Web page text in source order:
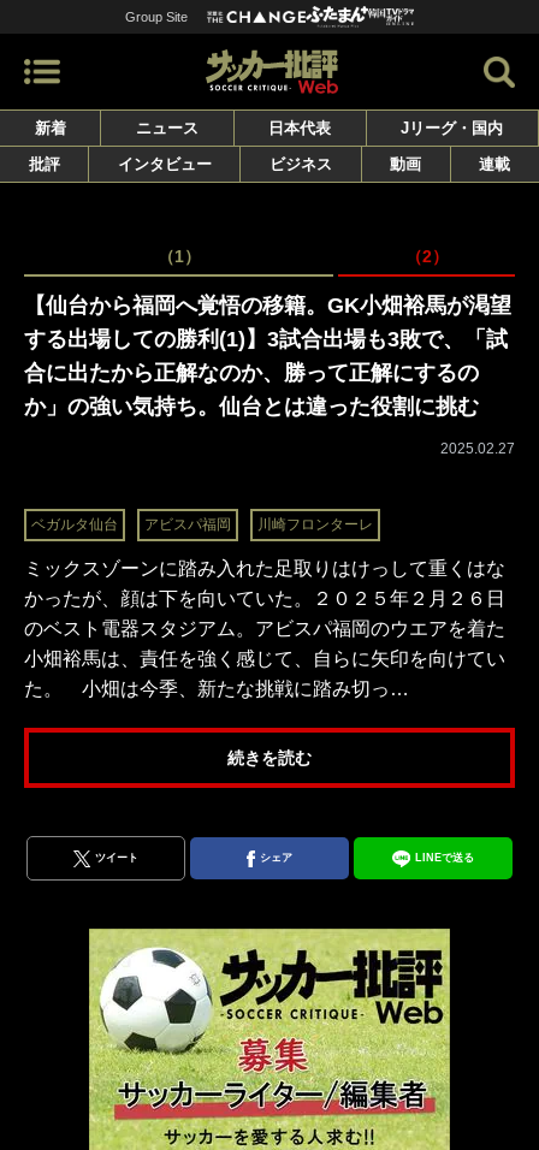
Group Site
新着 ニュース 日本代表
Jリーグ・国内
批評
インタビュー ビジネス 動画 連載
（1） （2）
【仙台から福岡へ覚悟の移籍。GK小畑裕馬が渇望
する出場しての勝利(1)】3試合出場も3敗で、「試
合に出たから正解なのか、勝って正解にするの
か」の強い気持ち。仙台とは違った役割に挑む
2025.02.27
ベガルタ仙台 アビスパ福岡 川崎フロンターレ
ミックスゾーンに踏み入れた足取りはけっして重くはな
かったが、顔は下を向いていた。２０２５年２月２６日
のベスト電器スタジアム。アビスパ福岡のウエアを着た
小畑裕馬は、責任を強く感じて、自らに矢印を向けてい
た。 小畑は今季、新たな挑戦に踏み切っ…
続きを読む
ツイート シェア LINEで送る